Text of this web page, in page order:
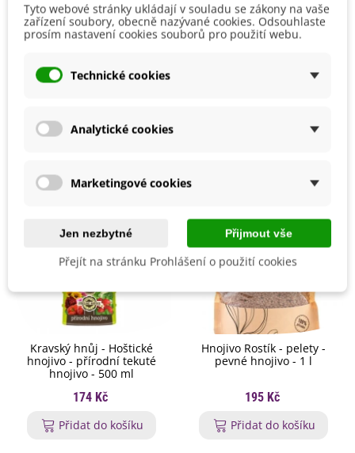
Sklizeň
Listopad
Říjen
Kravský hnůj - Hoštické
hnojivo - přírodní tekuté
hnojivo - 500 ml
174 Kč
Přidat do košíku
Hnojivo Rostík - pelety -
pevné hnojivo - 1 l
195 Kč
Přidat do košíku
Tyto webové stránky ukládají v souladu se zákony na vaše
zařízení soubory, obecně nazývané cookies. Odsouhlaste
prosím nastavení cookies souborů pro použití webu.
Technické cookies
Analytické cookies
Marketingové cookies
Jen nezbytné Přijmout vše
Přejít na stránku Prohlášení o použití cookies